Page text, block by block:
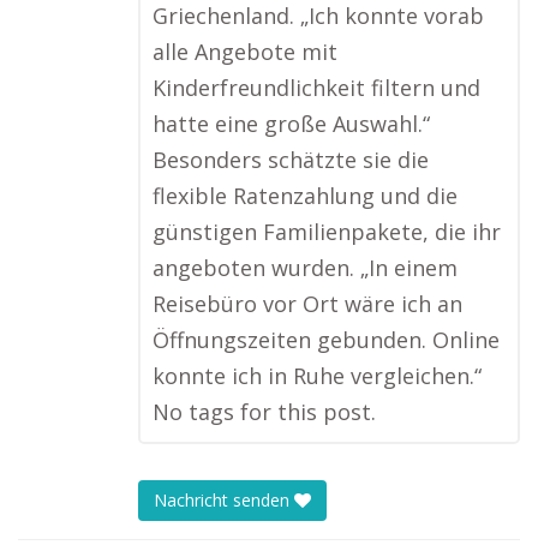
Griechenland. „Ich konnte vorab
alle Angebote mit
Kinderfreundlichkeit filtern und
hatte eine große Auswahl.“
Besonders schätzte sie die
flexible Ratenzahlung und die
günstigen Familienpakete, die ihr
angeboten wurden. „In einem
Reisebüro vor Ort wäre ich an
Öffnungszeiten gebunden. Online
konnte ich in Ruhe vergleichen.“
No tags for this post.
Nachricht senden